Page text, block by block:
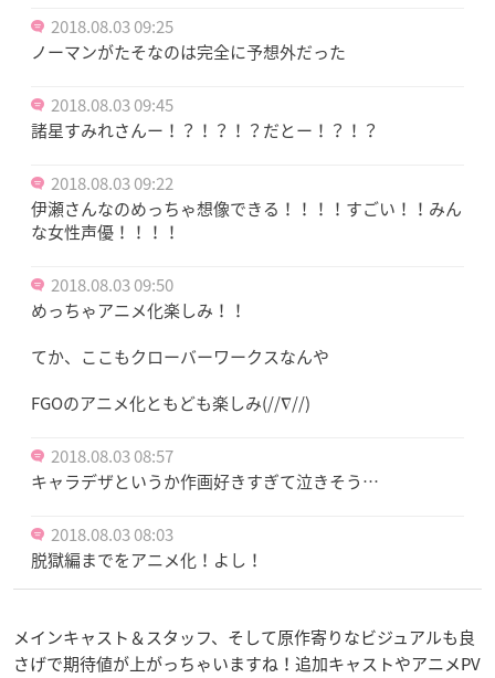
2018.08.03 09:25
ノーマンがたそなのは完全に予想外だった
2018.08.03 09:45
諸星すみれさんー！？！？！？だとー！？！？
2018.08.03 09:22
伊瀬さんなのめっちゃ想像できる！！！！すごい！！みん
な女性声優！！！！
2018.08.03 09:50
めっちゃアニメ化楽しみ！！
てか、ここもクローバーワークスなんや
FGOのアニメ化ともども楽しみ(//∇//)
2018.08.03 08:57
キャラデザというか作画好きすぎて泣きそう…
2018.08.03 08:03
脱獄編までをアニメ化！よし！
メインキャスト＆スタッフ、そして原作寄りなビジュアルも良
さげで期待値が上がっちゃいますね！追加キャストやアニメPV